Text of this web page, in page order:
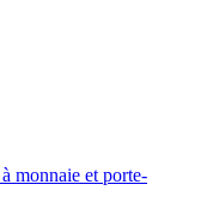
monnaie et porte-